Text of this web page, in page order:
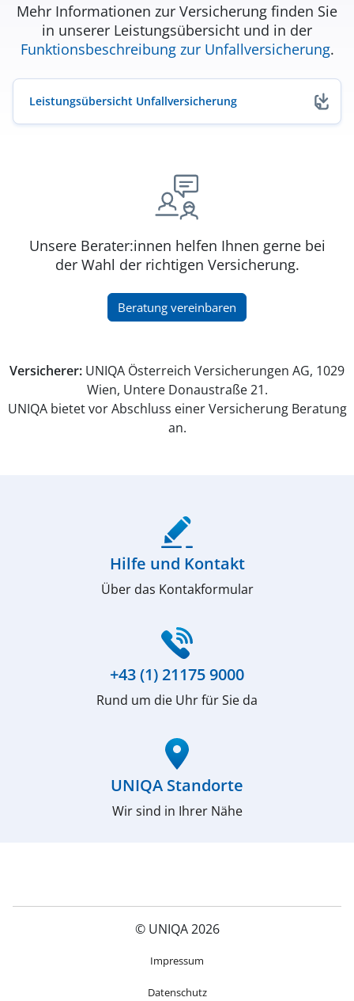
Mehr Informationen zur Versicherung finden Sie
in unserer Leistungsübersicht und in der
Funktionsbeschreibung zur Unfallversicherung.
Leistungsübersicht Unfallversicherung
(öffnet in neuem Fenster)
Unsere Berater:innen helfen Ihnen gerne bei
der Wahl der richtigen Versicherung.
Beratung vereinbaren
(öffnet in neuem Fenster)
Versicherer: UNIQA Österreich Versicherungen AG, 1029
Wien, Untere Donaustraße 21.
UNIQA bietet vor Abschluss einer Versicherung Beratung
an.
Hilfe und Kontakt
Über das Kontakformular
+43 (1) 21175 9000
Rund um die Uhr für Sie da
UNIQA Standorte
Wir sind in Ihrer Nähe
© UNIQA 2026
Impressum
Datenschutz